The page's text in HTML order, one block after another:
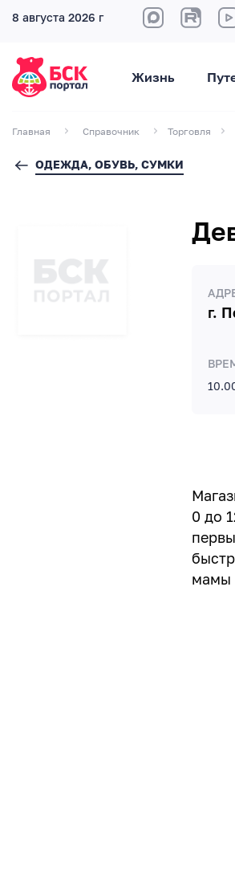
8 августа 2026 г
Жизнь
Главная Справочник Торговля
ОДЕЖДА, ОБУВЬ, СУМКИ
г.
0 до
мамы